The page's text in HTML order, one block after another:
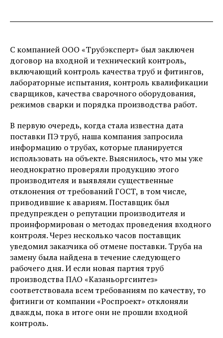
С компанией ООО «Трубэксперт» был заключен
договор на входной и технический контроль,
включающий контроль качества труб и фитингов,
лабораторные испытания, контроль квалификации
сварщиков, качества сварочного оборудования,
режимов сварки и порядка производства работ.
В первую очередь, когда стала известна дата
поставки ПЭ труб, наша компания запросила
информацию о трубах, которые планируется
использовать на объекте. Выяснилось, что мы уже
неоднократно проверяли продукцию этого
производителя и выявляли существенные
отклонения от требований ГОСТ, в том числе,
приводившие к авариям. Поставщик был
предупрежден о репутации производителя и
проинформирован о методах проведения входного
контроля. Через несколько часов поставщик
уведомил заказчика об отмене поставки. Труба на
замену была найдена в течение следующего
рабочего дня. И если новая партия труб
производства ПАО «Казаньоргсинтез»
соответствовала всем требованиям по качеству, то
фитинги от компании «Роспроект» отклоняли
дважды, пока в итоге они не прошли входной
контроль.